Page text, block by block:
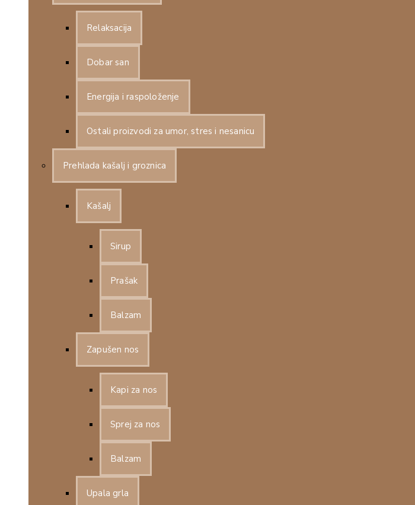
Relaksacija
Dobar san
Energija i raspoloženje
Ostali proizvodi za umor, stres i nesanicu
Prehlada kašalj i groznica
Kašalj
Sirup
Prašak
Balzam
Zapušen nos
Kapi za nos
Sprej za nos
Balzam
Upala grla